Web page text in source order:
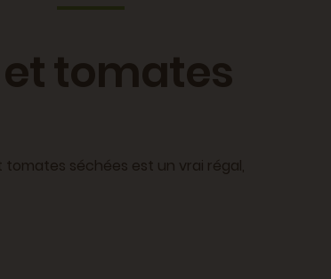
tomates
séchées est un vrai régal,